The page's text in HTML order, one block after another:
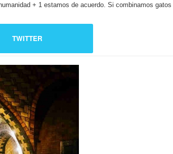
+ 1 estamos de acuerdo. Si combinamos gatos
TWITTER